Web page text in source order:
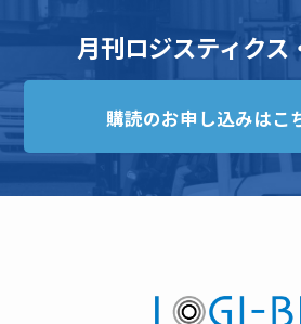
月刊ロジスティクス
購読のお申し込みはこ